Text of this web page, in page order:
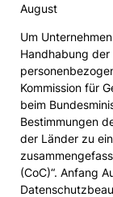
August
Um
Handhabung
Kommission für
beim
Bestimmungen
der Länder zu
(CoC)“. Anfang